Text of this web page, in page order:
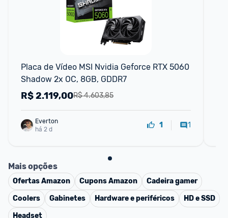
Placa de Vídeo MSI Nvidia Geforce RTX 5060
Shadow 2x OC, 8GB, GDDR7
R$ 4.603,85
R$2.119,00
Everton
há 2 d
1 1
Mais opções
OfertasAmazon CuponsAmazon
Cadeira gamer
Coolers
Gabinetes Hardware e periféricos
HD e SSD
Headset